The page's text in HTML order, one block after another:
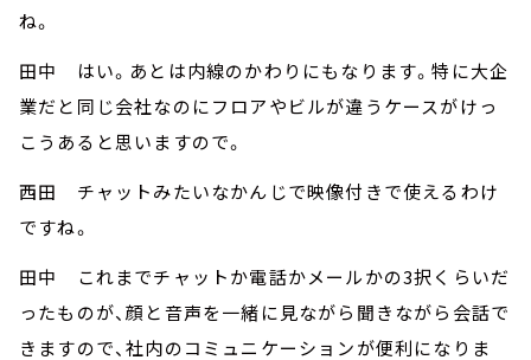
ね。
田中 はい。あとは内線のかわりにもなります。特に大企
業だと同じ会社なのにフロアやビルが違うケースがけっ
こうあると思いますので。
西田 チャットみたいなかんじで映像付きで使えるわけ
ですね。
田中 これまでチャットか電話かメールかの3択くらいだ
ったものが、顔と音声を一緒に見ながら聞きながら会話で
きますので、社内のコミュニケーションが便利になりま